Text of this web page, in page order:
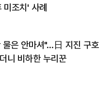
미조치' 사례
물은 안마셔"…日 지진 구호
니 비하한 누리꾼